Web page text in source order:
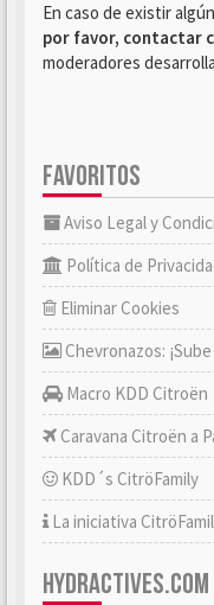
En caso de existir
por favor, contactar
moderadores
FAVORITOS
Aviso Legal y
Política de
Eliminar Cookies
Chevronazos:
Macro KDD Citroën
Caravana Citroën a
KDD´s CitröFamily
La iniciativa
HYDRACTIVES.COM